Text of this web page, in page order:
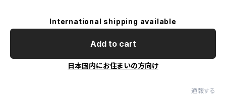
International shipping available
Add to cart
日本国内にお住まいの方向け
通報する